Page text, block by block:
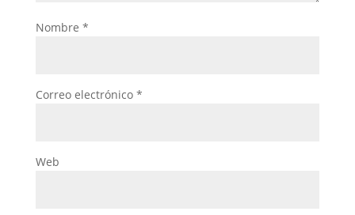
Nombre *
Correo electrónico *
Web